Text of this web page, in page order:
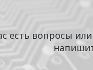
есть вопросы